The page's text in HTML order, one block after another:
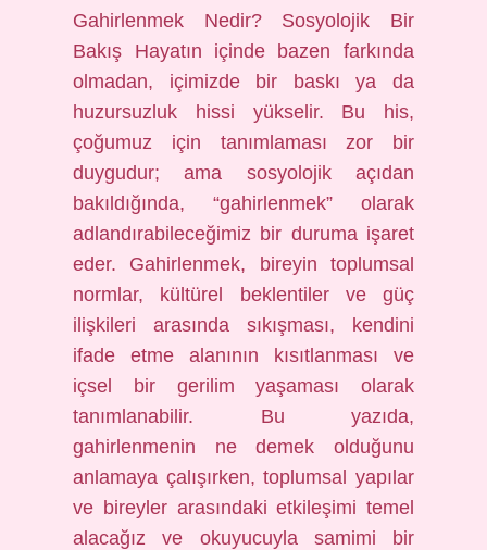
Gahirlenmek Nedir? Sosyolojik Bir
Bakış Hayatın içinde bazen farkında
olmadan, içimizde bir baskı ya da
huzursuzluk hissi yükselir. Bu his,
çoğumuz için tanımlaması zor bir
duygudur; ama sosyolojik açıdan
bakıldığında, “gahirlenmek” olarak
adlandırabileceğimiz bir duruma işaret
eder. Gahirlenmek, bireyin toplumsal
normlar, kültürel beklentiler ve güç
ilişkileri arasında sıkışması, kendini
ifade etme alanının kısıtlanması ve
içsel bir gerilim yaşaması olarak
tanımlanabilir. Bu yazıda,
gahirlenmenin ne demek olduğunu
anlamaya çalışırken, toplumsal yapılar
ve bireyler arasındaki etkileşimi temel
alacağız ve okuyucuyla samimi bir